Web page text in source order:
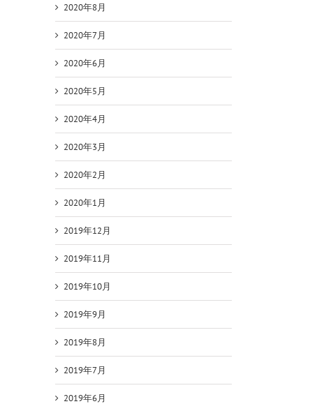
2020年8月
2020年7月
2020年6月
2020年5月
2020年4月
2020年3月
2020年2月
2020年1月
2019年12月
2019年11月
2019年10月
2019年9月
2019年8月
2019年7月
2019年6月